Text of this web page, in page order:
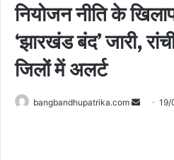
नियोजन नीति के
‘झारखंड बंद’ जारी,
जिलों में अलर्ट
bangbandhupatrika.com
Send19/